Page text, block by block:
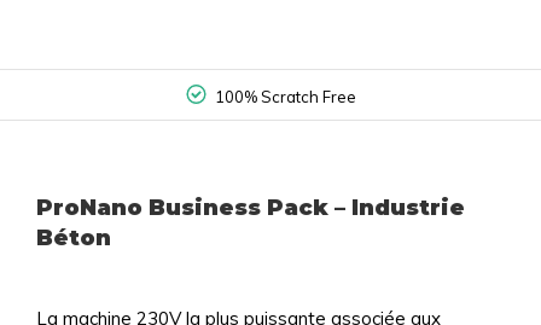
100% Scratch Free
ProNano Business Pack – Industrie
Béton
La machine 230V la plus puissante associée aux